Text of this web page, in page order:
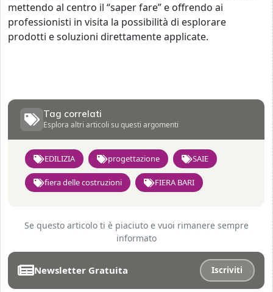
mettendo al centro il “saper fare” e offrendo ai
professionisti in visita la possibilità di esplorare
prodotti e soluzioni direttamente applicate.
Tag correlati
Esplora altri articoli su questi argomenti
EDILIZIA progettazione SAIE
fiera delle costruzioni FIERA BARI
Se questo articolo ti è piaciuto e vuoi rimanere sempre
informato
Newsletter Gratuita Iscriviti